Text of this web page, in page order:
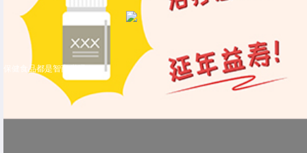
保健食品都是智商税吗？